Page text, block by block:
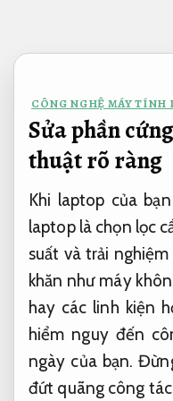
nội
CÔNG NGHỆ MÁY TÍNH
Sửa phần
thuật rõ ràng
Khi laptop của
laptop là chọn lọc
suất và trải
khăn như máy
hay các linh kiện
hiểm nguy đến
ngày của bạn.
đứt quãng công tác